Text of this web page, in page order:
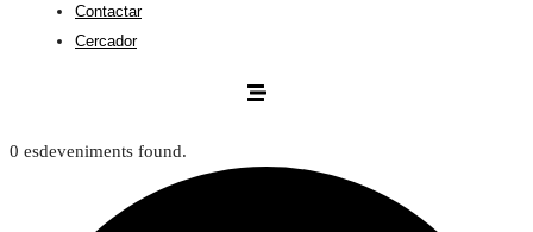
Contactar
Cercador
0 esdeveniments found.